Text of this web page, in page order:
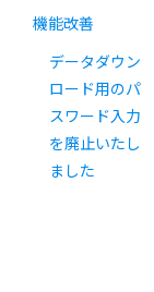
機能改善
データダウン
ロード用のパ
スワード入力
を廃止いたし
ました